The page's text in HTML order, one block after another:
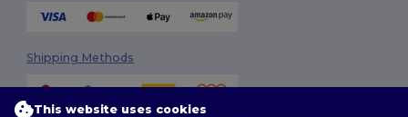
Shipping Methods
This website uses cookies